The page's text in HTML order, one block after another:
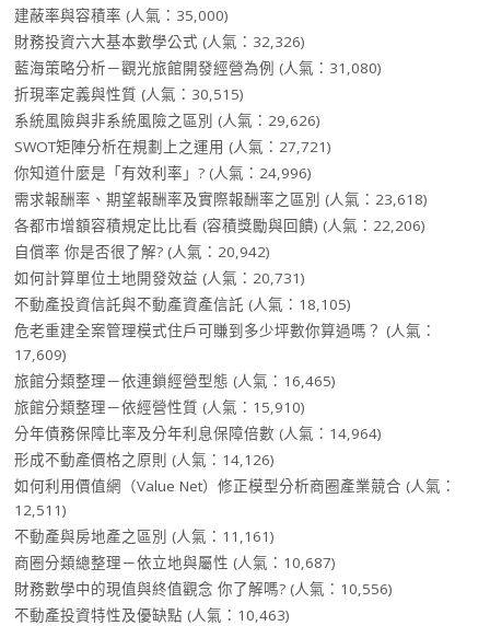
建蔽率與容積率 (人氣：35,000)
財務投資六大基本數學公式 (人氣：32,326)
藍海策略分析－觀光旅館開發經營為例 (人氣：31,080)
折現率定義與性質 (人氣：30,515)
系統風險與非系統風險之區別 (人氣：29,626)
SWOT矩陣分析在規劃上之運用 (人氣：27,721)
你知道什麼是「有效利率」? (人氣：24,996)
需求報酬率、期望報酬率及實際報酬率之區別 (人氣：23,618)
各都市增額容積規定比比看 (容積獎勵與回饋) (人氣：22,206)
自償率 你是否很了解? (人氣：20,942)
如何計算單位土地開發效益 (人氣：20,731)
不動產投資信託與不動產資產信託 (人氣：18,105)
危老重建全案管理模式住戶可賺到多少坪數你算過嗎？ (人氣：
17,609)
旅館分類整理－依連鎖經營型態 (人氣：16,465)
旅館分類整理－依經營性質 (人氣：15,910)
分年債務保障比率及分年利息保障倍數 (人氣：14,964)
形成不動產價格之原則 (人氣：14,126)
如何利用價值網（Value Net）修正模型分析商圈產業競合 (人氣：
12,511)
不動產與房地產之區別 (人氣：11,161)
商圈分類總整理－依立地與屬性 (人氣：10,687)
財務數學中的現值與終值觀念 你了解嗎? (人氣：10,556)
不動產投資特性及優缺點 (人氣：10,463)